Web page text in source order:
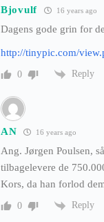
Bjovulf 16 years ago
Dagens gode grin for
http://tinypic.com/
0 Reply
AN 16 years ago
Ang. Jørgen Poulsen,
tilbagelevere de
Kors, da han forlod
0 Reply